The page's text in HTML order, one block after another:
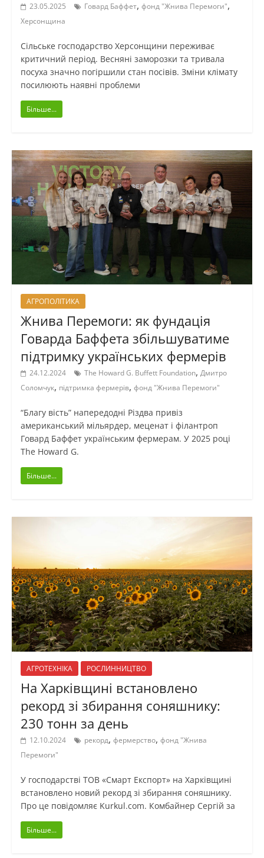
23.05.2025 Говард Баффет, фонд "Жнива Перемоги",
Херсонщина
Сільське господарство Херсонщини переживає
критичний період. Весняні заморозки та тривала
посуха значно погіршили стан посівів. Зміни клімату
посилюють наявні проблеми
Більше...
АГРОПОЛІТИКА
Жнива Перемоги: як фундація
Говарда Баффета збільшуватиме
підтримку українських фермерів
24.12.2024 The Howard G. Buffett Foundation, Дмитро
Соломчук, підтримка фермерів, фонд "Жнива Перемоги"
“Благу вість” напередодні Різдва привіз
американський мільярдер, меценат і філантроп
Говард Баффет українським фермерам. У 2025 році
The Howard G.
Більше...
АГРОТЕХНІКА РОСЛИННИЦТВО
На Харківщині встановлено
рекорд зі збирання соняшнику:
230 тонн за день
12.10.2024 рекорд, фермерство, фонд "Жнива
Перемоги"
У господарстві ТОВ «Смарт Експорт» на Харківщині
встановлено новий рекорд зі збирання соняшнику.
Про це повідомляє Kurkul.com. Комбайнер Сергій за
Більше...